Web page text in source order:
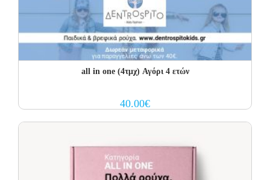
all in one (4τμχ) Αγόρι 4 ετών
40.00€